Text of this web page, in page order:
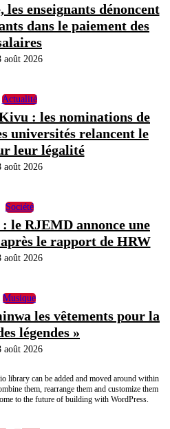
enseignants dénoncent
dans le paiement des
août 2026
Actualité
: les nominations de
universités relancent le
leur légalité
août 2026
Société
le RJEMD annonce une
le rapport de HRW
août 2026
Musique
les vêtements pour la
légendes »
août 2026
library can be added and moved around within
them, rearrange them and customize them
to the future of building with WordPress.